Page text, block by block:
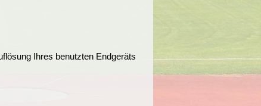
Ihres benutzten Endgeräts